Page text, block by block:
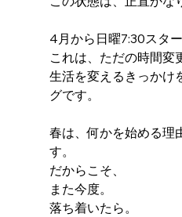
4月から日曜7:30スター
これは、ただの時間変
生活を変えるきっかけ
グです。
春は、何かを始める理
す。
だからこそ、
また今度。
落ち着いたら。